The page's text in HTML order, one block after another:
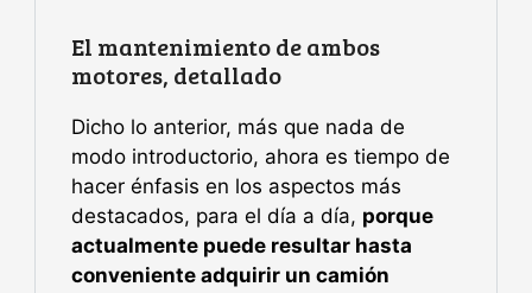
El mantenimiento de ambos
motores, detallado
Dicho lo anterior, más que nada de
modo introductorio, ahora es tiempo de
hacer énfasis en los aspectos más
destacados, para el día a día, porque
actualmente puede resultar hasta
conveniente adquirir un camión